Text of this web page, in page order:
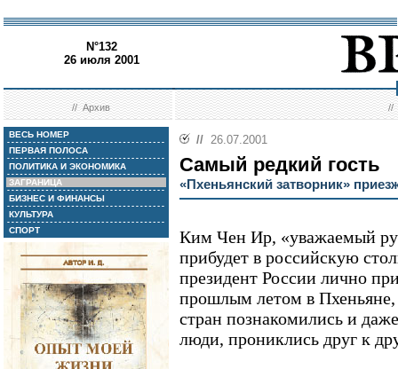
N°132
26 июля 2001
//Архив //
ВЕСЬ НОМЕР
ПЕРВАЯ ПОЛОСА
ПОЛИТИКА И ЭКОНОМИКА
ЗАГРАНИЦА
БИЗНЕС И ФИНАНСЫ
КУЛЬТУРА
СПОРТ
// 26.07.2001
Самый редкий гость
«Пхеньянский затворник»
Ким Чен Ир, «уважаемый
прибудет в российскую
президент России лично
прошлым летом в Пхеньяне,
стран познакомились и
люди, прониклись друг к